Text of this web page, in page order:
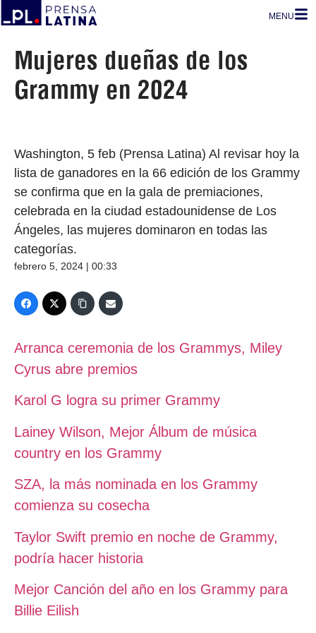
MENU
Mujeres dueñas de los
Grammy en 2024
Washington, 5 feb (Prensa Latina) Al revisar hoy la
lista de ganadores en la 66 edición de los Grammy
se confirma que en la gala de premiaciones,
celebrada en la ciudad estadounidense de Los
Ángeles, las mujeres dominaron en todas las
categorías.
febrero 5, 2024 | 00:33
Arranca ceremonia de los Grammys, Miley
Cyrus abre premios
Karol G logra su primer Grammy
Lainey Wilson, Mejor Álbum de música
country en los Grammy
SZA, la más nominada en los Grammy
comienza su cosecha
Taylor Swift premio en noche de Grammy,
podría hacer historia
Mejor Canción del año en los Grammy para
Billie Eilish